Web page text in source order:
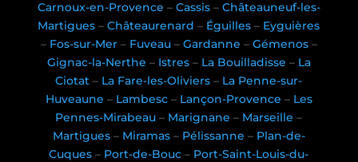
Carnoux-en-Provence – Cassis– Châteauneuf-les-
Martigues –Châteaurenard – Éguilles – Eyguières
– Fos-sur-Mer– Fuveau– Gardanne – Gémenos–
Gignac-la-Nerthe – Istres– La Bouilladisse – La
Ciotat – La Fare-les-Oliviers – La Penne-sur-
Huveaune – Lambesc– Lançon-Provence – Les
Pennes-Mirabeau – Marignane – Marseille –
Martigues– Miramas– Pélissanne – Plan-de-
Cuques – Port-de-Bouc – Port-Saint-Louis-du-